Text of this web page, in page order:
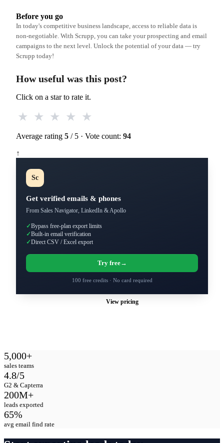
Before you go
In today's competitive business landscape, access to reliable data is
non-negotiable. With Scrupp, you can take your prospecting and email
campaigns to the next level. Unlock the potential of your data — try
Scrupp today!
How useful was this post?
Click on a star to rate it.
Average rating 5 / 5 · Vote count: 94
↑
Sc
Get verified emails & phones
From Sales Navigator, LinkedIn & Apollo
✓Bypass free-plan export limits
✓Built-in email verification
✓Direct CSV / Excel export
Try free→
100 free credits · No card required
View pricing
5,000+
sales teams
4.8/5
G2 & Capterra
200M+
leads exported
65%
avg email find rate